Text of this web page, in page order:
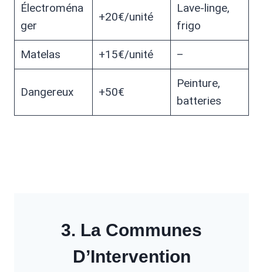
Électroména
ger
+20€/unité
Lave-linge,
frigo
Matelas +15€/unité –
Dangereux +50€
Peinture,
batteries
3. La Communes
D’Intervention